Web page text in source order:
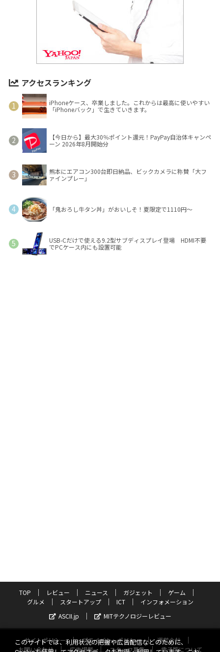
アクセスランキング
iPhoneケース、卒業しました。これからは最高に使いやすい
「iPhoneバック」で生きていきます。
【今日から】最大30％ポイント還元！PayPay自治体キャンペ
ーン 2026年8月開始分
熊本にエアコン300台即日納品、ビックカメラに称賛「大フ
ァインプレー」
「鬼おろし牛タン丼」がおいしそ！夏限定で1110円～
USB-Cだけで使える9.2型サブディスプレイ登場 HDMI不要
でPCケース内にも設置可能
TOP レビュー ニュース ガジェット
ゲーム
グルメ
スタートアップ ICT
インフォメーション
ASCII.jp
MITテクノロジーレビュー
サイトポリシー プライバシーポリシー
運営会社
お問い合わせ
広告掲載 スタッフ募集 電子版について
このサイトでは、利用状況の把握や広告配信などのために、